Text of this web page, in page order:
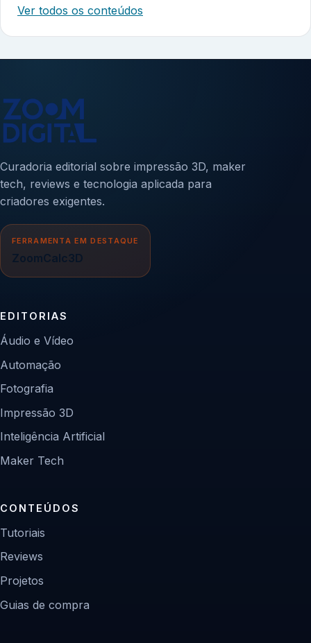
Ver todos os conteúdos
Curadoria editorial sobre impressão 3D, maker
tech, reviews e tecnologia aplicada para
criadores exigentes.
FERRAMENTA EM DESTAQUE
ZoomCalc3D
EDITORIAS
Áudio e Vídeo
Automação
Fotografia
Impressão 3D
Inteligência Artificial
Maker Tech
CONTEÚDOS
Tutoriais
Reviews
Projetos
Guias de compra